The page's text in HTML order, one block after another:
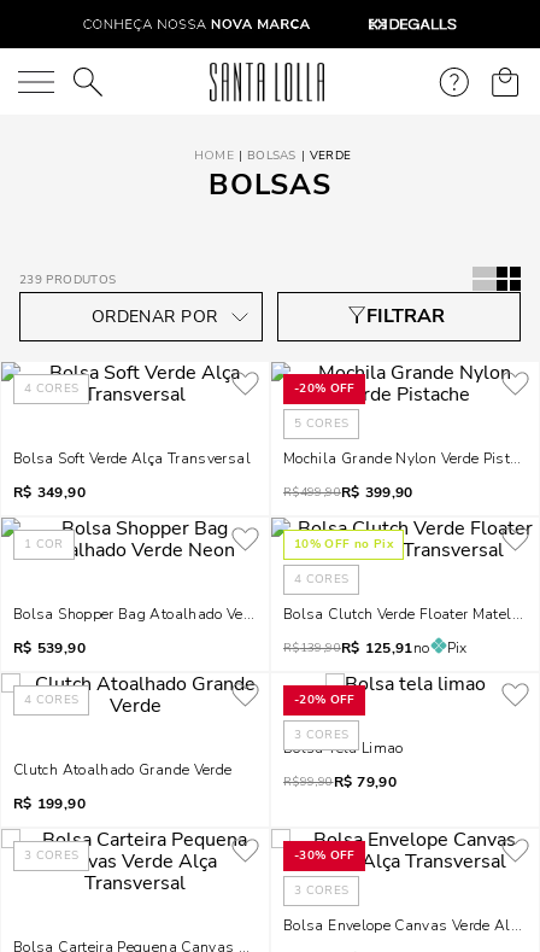
O que você está procurando?
BOLSAS VERDE
BOLSAS
239 PRODUTOS
4 CORES
Bolsa Soft Verde Alça Transversal
R$ 349,90
-20% OFF
5 CORES
Mochila Grande Nylon Verde
R$499,90R$ 399,90
1 COR
Bolsa Shopper Bag Atoalhado Verde Neon
R$ 539,90
10% OFF no Pix
4 CORES
Bolsa Clutch Verde Floater
R$139,90R$ 125,91no Pix
4 CORES
Clutch Atoalhado Grande Verde
R$ 199,90
-20% OFF
3 CORES
Bolsa Tela Limao
R$99,90R$ 79,90
3 CORES
Bolsa Carteira Pequena Canvas Verde Alça Transversal
-30% OFF
3 CORES
Bolsa Envelope Canvas Verde Alça